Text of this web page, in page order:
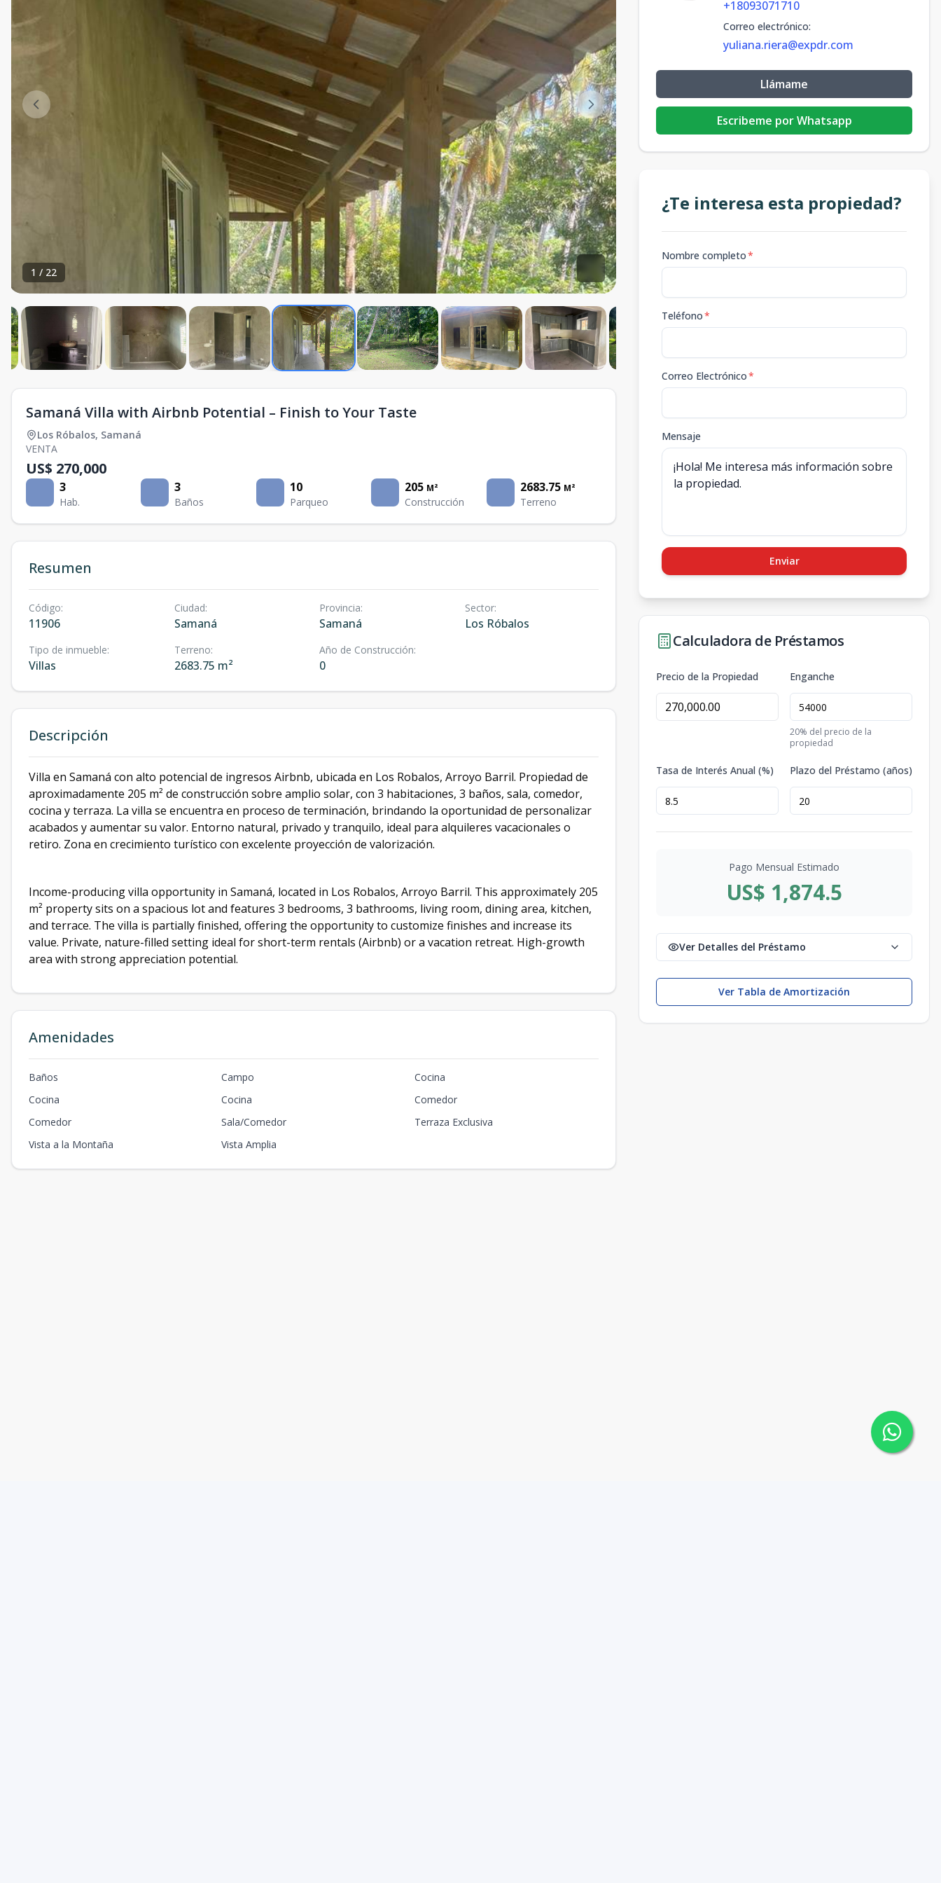
1 / 22
Samaná Villa with Airbnb Potential – Finish to Your Taste
Los Róbalos, Samaná
VENTA
US$ 270,000
3
Hab.
3
Baños
10
Parqueo
205 M²
Construcción
2683.75 M²
Terreno
Resumen
Código:
11906
Ciudad:
Samaná
Provincia:
Samaná
Sector:
Los Róbalos
Tipo de inmueble:
Villas
Terreno:
2683.75 m²
Año de Construcción:
0
Descripción
Villa en Samaná con alto potencial de ingresos Airbnb, ubicada en Los Robalos, Arroyo Barril. Propiedad de
aproximadamente 205 m² de construcción sobre amplio solar, con 3 habitaciones, 3 baños, sala, comedor,
cocina y terraza. La villa se encuentra en proceso de terminación, brindando la oportunidad de personalizar
acabados y aumentar su valor. Entorno natural, privado y tranquilo, ideal para alquileres vacacionales o
retiro. Zona en crecimiento turístico con excelente proyección de valorización.
Income-producing villa opportunity in Samaná, located in Los Robalos, Arroyo Barril. This approximately 205
m² property sits on a spacious lot and features 3 bedrooms, 3 bathrooms, living room, dining area, kitchen,
and terrace. The villa is partially finished, offering the opportunity to customize finishes and increase its
value. Private, nature-filled setting ideal for short-term rentals (Airbnb) or a vacation retreat. High-growth
area with strong appreciation potential.
Amenidades
Baños Campo
Cocina
Cocina
Cocina
Comedor
Comedor
Sala/Comedor
Terraza Exclusiva
Vista a la Montaña
Vista Amplia
+18093071710
Correo electrónico:
yuliana.riera@expdr.com
Llámame
Escribeme por Whatsapp
¿Te interesa esta propiedad?
Nombre completo*
Teléfono*
Correo Electrónico*
Mensaje
Enviar
Calculadora de Préstamos
Precio de la Propiedad Enganche
20% del precio de la
propiedad
Tasa de Interés Anual (%) Plazo del Préstamo (años)
Pago Mensual Estimado
US$ 1,874.5
Ver Detalles del Préstamo
Ver Tabla de Amortización